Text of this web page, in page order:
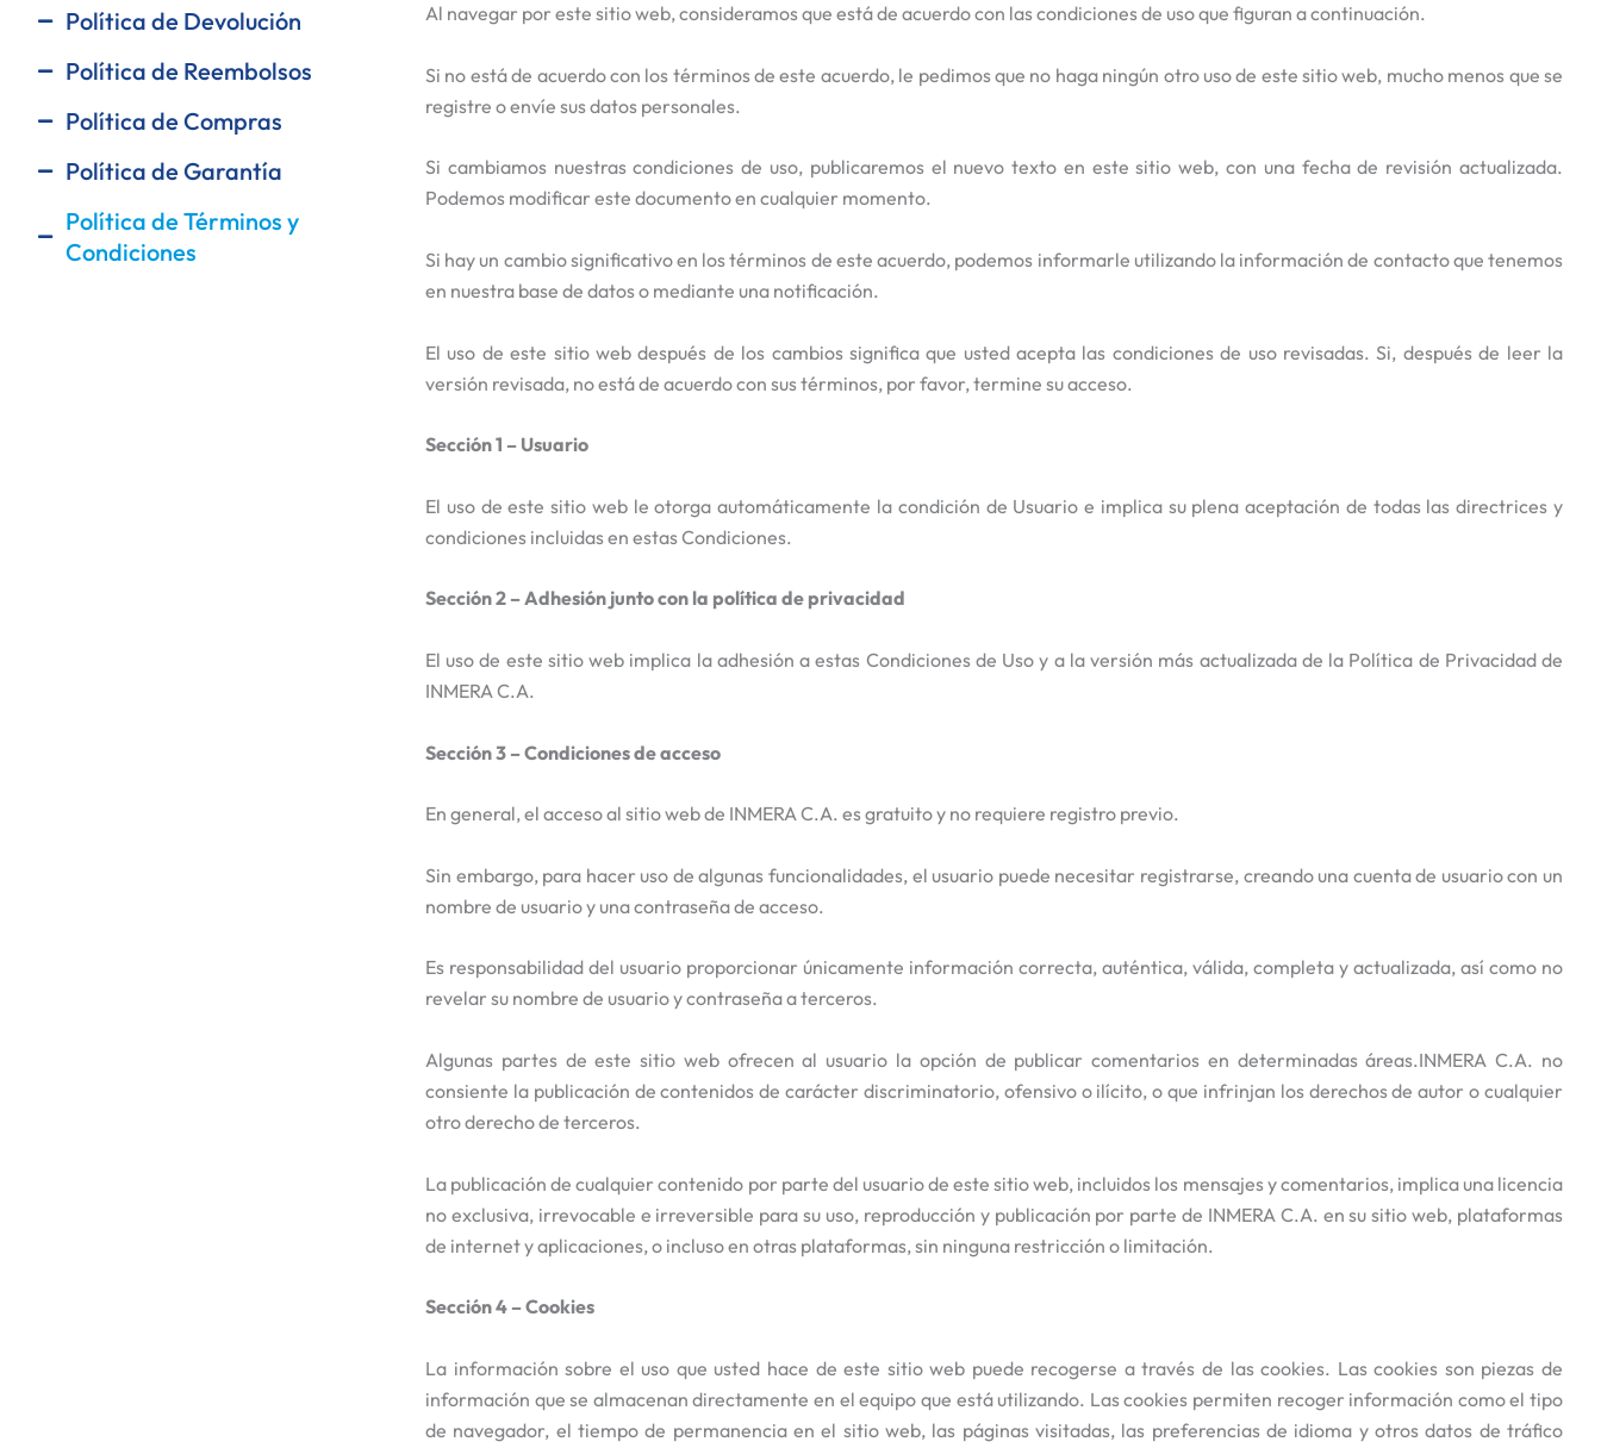
Política de Devolución
Política de Reembolsos
Política de Compras
Política de Garantía
Política de Términos y
Condiciones
Al navegar por este sitio web, consideramos que está de acuerdo con las condiciones de uso que figuran a continuación.
Si no está de acuerdo con los términos de este acuerdo, le pedimos que no haga ningún otro uso de este sitio web, mucho menos que se
registre o envíe sus datos personales.
Si cambiamos nuestras condiciones de uso, publicaremos el nuevo texto en este sitio web, con una fecha de revisión actualizada.
Podemos modificar este documento en cualquier momento.
Si hay un cambio significativo en los términos de este acuerdo, podemos informarle utilizando la información de contacto que tenemos
en nuestra base de datos o mediante una notificación.
El uso de este sitio web después de los cambios significa que usted acepta las condiciones de uso revisadas. Si, después de leer la
versión revisada, no está de acuerdo con sus términos, por favor, termine su acceso.
Sección 1 – Usuario
El uso de este sitio web le otorga automáticamente la condición de Usuario e implica su plena aceptación de todas las directrices y
condiciones incluidas en estas Condiciones.
Sección 2 – Adhesión junto con la política de privacidad
El uso de este sitio web implica la adhesión a estas Condiciones de Uso y a la versión más actualizada de la Política de Privacidad de
INMERA C.A.
Sección 3 – Condiciones de acceso
En general, el acceso al sitio web de INMERA C.A. es gratuito y no requiere registro previo.
Sin embargo, para hacer uso de algunas funcionalidades, el usuario puede necesitar registrarse, creando una cuenta de usuario con un
nombre de usuario y una contraseña de acceso.
Es responsabilidad del usuario proporcionar únicamente información correcta, auténtica, válida, completa y actualizada, así como no
revelar su nombre de usuario y contraseña a terceros.
Algunas partes de este sitio web ofrecen al usuario la opción de publicar comentarios en determinadas áreas.INMERA C.A. no
consiente la publicación de contenidos de carácter discriminatorio, ofensivo o ilícito, o que infrinjan los derechos de autor o cualquier
otro derecho de terceros.
La publicación de cualquier contenido por parte del usuario de este sitio web, incluidos los mensajes y comentarios, implica una licencia
no exclusiva, irrevocable e irreversible para su uso, reproducción y publicación por parte de INMERA C.A. en su sitio web, plataformas
de internet y aplicaciones, o incluso en otras plataformas, sin ninguna restricción o limitación.
Sección 4 – Cookies
La información sobre el uso que usted hace de este sitio web puede recogerse a través de las cookies. Las cookies son piezas de
información que se almacenan directamente en el equipo que está utilizando. Las cookies permiten recoger información como el tipo
de navegador, el tiempo de permanencia en el sitio web, las páginas visitadas, las preferencias de idioma y otros datos de tráfico